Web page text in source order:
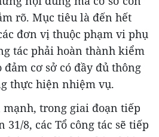
rõ. Mục tiêu là đến hết
đơn vị thuộc phạm vi phụ
tác phải hoàn thành kiểm
cơ sở có đầy đủ thông
thực hiện nhiệm vụ.
mạnh, trong giai đoạn tiếp
31/8, các Tổ công tác sẽ tiếp